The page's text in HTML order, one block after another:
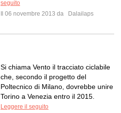
seguito
Il 06 novembre 2013 da
Dalailaps
Si chiama Vento il tracciato ciclabile
che, secondo il progetto del
Poltecnico di Milano, dovrebbe unire
Torino a Venezia entro il 2015.
Leggere il seguito